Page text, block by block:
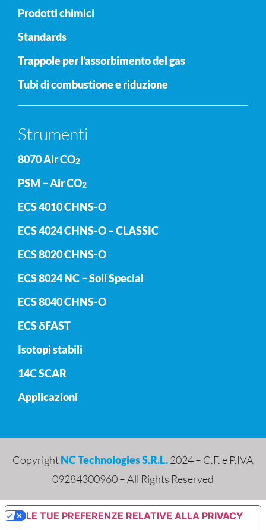
Prodotti chimici
Standards
Trappole per l’assorbimento del gas
Tubi di combustione e riduzione
Strumenti
8070 Air CO2
PSM – Air CO2
ECS 4010 CHNS-O
ECS 4024 CHNS-O – CLASSIC
ECS 8020 CHNS-O
ECS 8024 NC – Soil Special
ECS 8040 CHNS-O
ECS δFAST
Isotopi stabili
14C SCAR
Applicazioni
CopyrightNC Technologies S.R.L.2024 – C.F. e P.IVA
09284300960 – All Rights Reserved
LE TUE PREFERENZE RELATIVE ALLA PRIVACY